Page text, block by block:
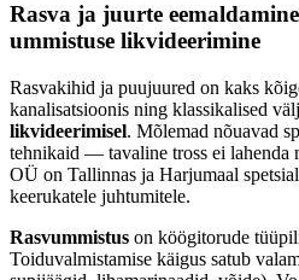
Rasva ja juurte
ummistuse likvideerimine
Rasvakihid ja puujuured on kaks
kanalisatsioonis ning klassikalised
likvideerimisel. Mõlemad nõuavad
tehnikaid — tavaline tross ei lahenda
OÜ on Tallinnas ja Harjumaal
keerukatele juhtumitele.
Rasvummistus on köögitorude
Toiduvalmistamise käigus satub